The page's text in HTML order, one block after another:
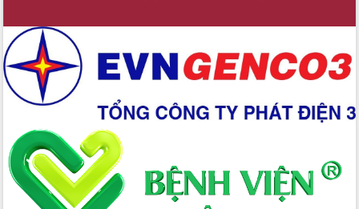
Xã Ea Phê gắn cải cách hành chính với
chuyển đổi số
Phó Chủ tịch Thường trực UBND tỉnh
Hồ Thị Nguyên Thảo làm việc tại Trung
tâm Phục vụ hành chính công xã Ea
Xây dựng nền hành chính số đồng
hành cùng nông dân dân, doanh nghiệp
Giai đoạn 2026-2030, Đắk Lắk phấn
đấu có 77% xã đạt chuẩn nông thôn
mới